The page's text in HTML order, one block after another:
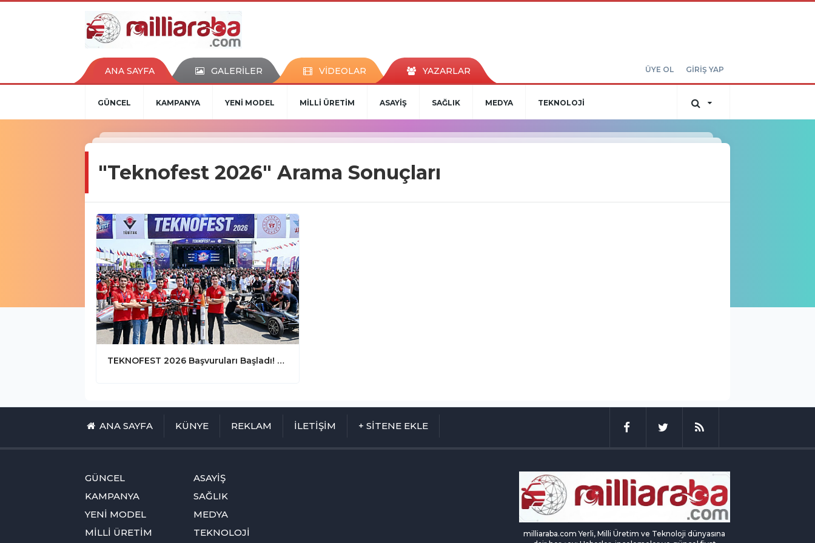
ANA SAYFA GALERİLER VİDEOLAR YAZARLAR ÜYE OL GİRİŞ YAP
GÜNCEL KAMPANYA YENİ MODEL MİLLİ ÜRETİM ASAYİŞ SAĞLIK MEDYA TEKNOLOJİ
"Teknofest 2026" Arama Sonuçları
TEKNOFEST 2026 Başvuruları Başladı! TÜBİTAK’tan Geleceğin Teknoloji Yıldızlarına Dev Davet
ANA SAYFA KÜNYE REKLAM İLETİŞİM + SİTENE EKLE
GÜNCEL
KAMPANYA
YENİ MODEL
MİLLİ ÜRETİM
ASAYİŞ
SAĞLIK
MEDYA
TEKNOLOJİ
milliaraba.com Yerli, Milli Üretim ve Teknoloji dünyasına